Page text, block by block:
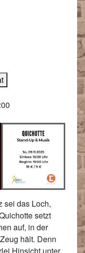
sei das Loch,
setzt
auf, in der
hält. Denn